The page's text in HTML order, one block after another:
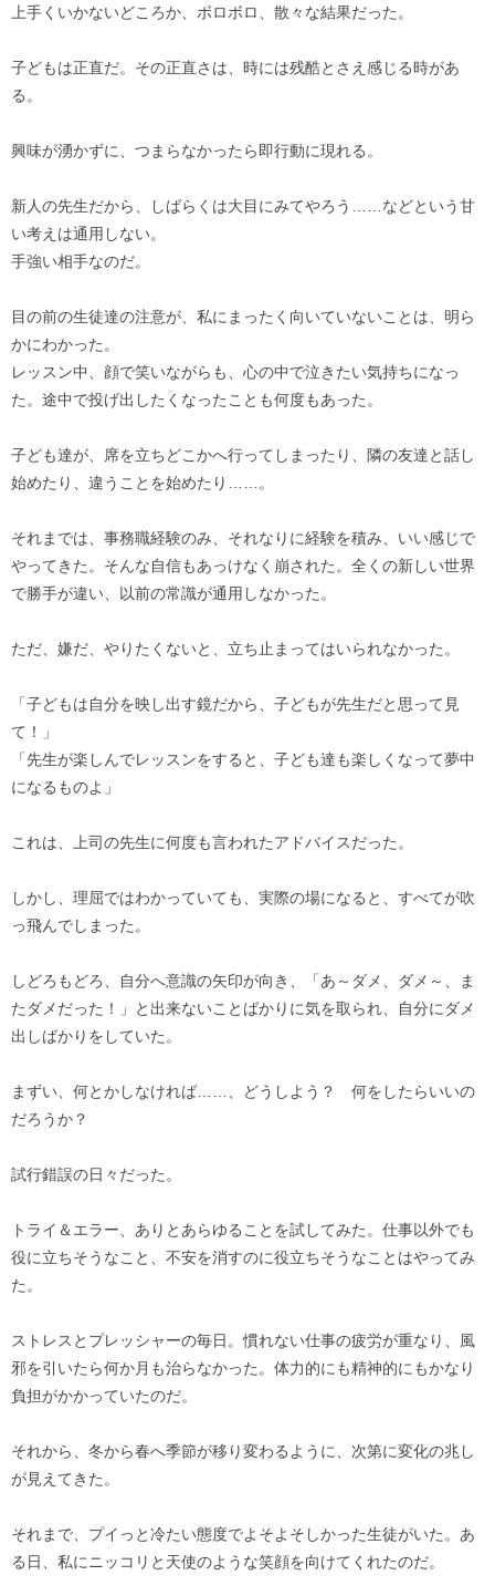
上手くいかないどころか、ボロボロ、散々な結果だった。
子どもは正直だ。その正直さは、時には残酷とさえ感じる時があ
る。
興味が湧かずに、つまらなかったら即行動に現れる。
新人の先生だから、しばらくは大目にみてやろう……などという甘
い考えは通用しない。
手強い相手なのだ。
目の前の生徒達の注意が、私にまったく向いていないことは、明ら
かにわかった。
レッスン中、顔で笑いながらも、心の中で泣きたい気持ちになっ
た。途中で投げ出したくなったことも何度もあった。
子ども達が、席を立ちどこかへ行ってしまったり、隣の友達と話し
始めたり、違うことを始めたり……。
それまでは、事務職経験のみ、それなりに経験を積み、いい感じで
やってきた。そんな自信もあっけなく崩された。全くの新しい世界
で勝手が違い、以前の常識が通用しなかった。
ただ、嫌だ、やりたくないと、立ち止まってはいられなかった。
「子どもは自分を映し出す鏡だから、子どもが先生だと思って見
て！」
「先生が楽しんでレッスンをすると、子ども達も楽しくなって夢中
になるものよ」
これは、上司の先生に何度も言われたアドバイスだった。
しかし、理屈ではわかっていても、実際の場になると、すべてが吹
っ飛んでしまった。
しどろもどろ、自分へ意識の矢印が向き、「あ～ダメ、ダメ～、ま
たダメだった！」と出来ないことばかりに気を取られ、自分にダメ
出しばかりをしていた。
まずい、何とかしなければ……、どうしよう？ 何をしたらいいの
だろうか？
試行錯誤の日々だった。
トライ＆エラー、ありとあらゆることを試してみた。仕事以外でも
役に立ちそうなこと、不安を消すのに役立ちそうなことはやってみ
た。
ストレスとプレッシャーの毎日。慣れない仕事の疲労が重なり、風
邪を引いたら何か月も治らなかった。体力的にも精神的にもかなり
負担がかかっていたのだ。
それから、冬から春へ季節が移り変わるように、次第に変化の兆し
が見えてきた。
それまで、プイっと冷たい態度でよそよそしかった生徒がいた。あ
る日、私にニッコリと天使のような笑顔を向けてくれたのだ。